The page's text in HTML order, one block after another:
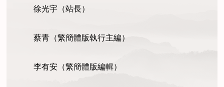
徐光宇（站長）
蔡青（繁簡體版執行主編）
李有安（繁簡體版編輯）